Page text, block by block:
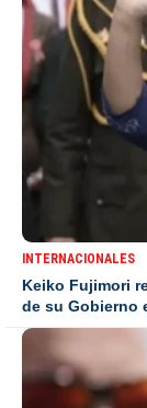
INTERNACIONALES
Keiko Fujimori
de su Gobierno